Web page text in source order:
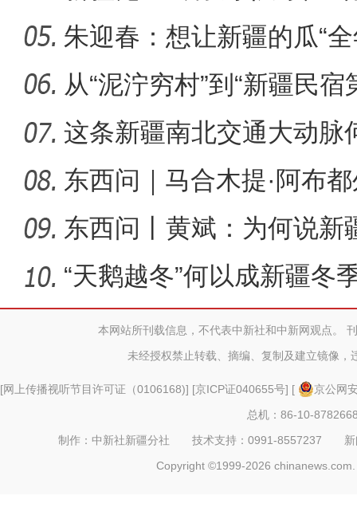
侨乡故事 | 哈班拜的
以“阅读+文旅+非遗+农技”
朱迎春：想让新疆的瓜“
从“泥泞穷村”到“新疆民
桂
这条新疆南北交通大动脉
度”？
东西问｜马合木提·阿布
何以实
东西问丨黄斌：为何说新
一部交
“天鹅越冬”何以成新疆冬
本网站所刊载信息，不代表中新社和中新网观点。
未经授权禁止转载、摘编、复制及建立镜像，
[网上传播视听节目许可证（0106168)] [京ICP证040655号] [
京公网
总机：86-10-
制作：中新社新疆分社 技术支持：0991-8557237
Copyright ©1999-2026